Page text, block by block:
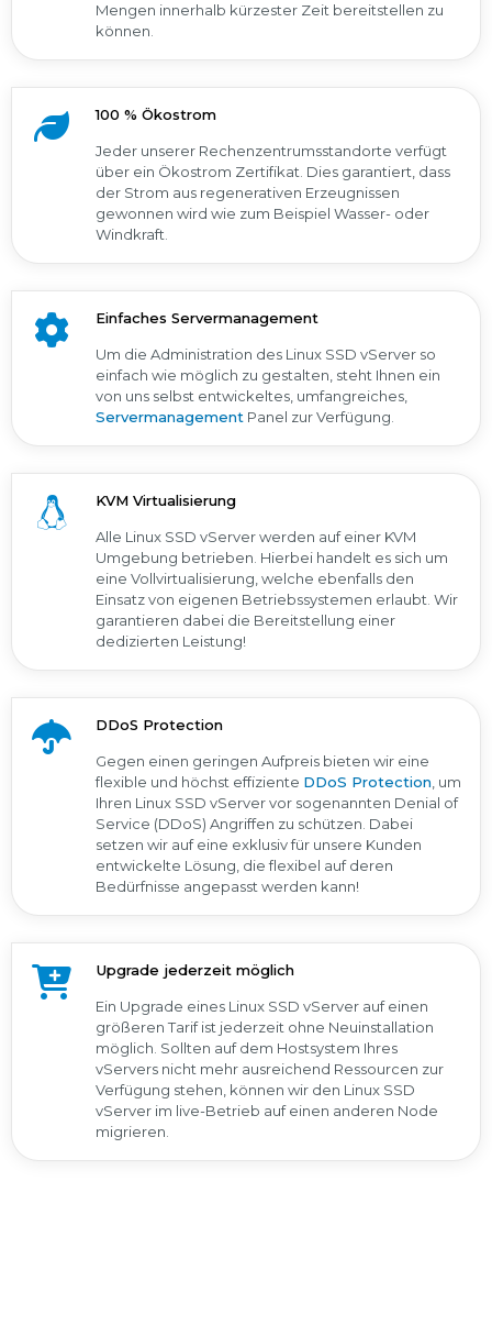
Mengen innerhalb kürzester Zeit bereitstellen zu
können.
100 % Ökostrom
Jeder unserer Rechenzentrumsstandorte verfügt
über ein Ökostrom Zertifikat. Dies garantiert, dass
der Strom aus regenerativen Erzeugnissen
gewonnen wird wie zum Beispiel Wasser- oder
Windkraft.
Einfaches Servermanagement
Um die Administration des Linux SSD vServer so
einfach wie möglich zu gestalten, steht Ihnen ein
von uns selbst entwickeltes, umfangreiches,
Servermanagement Panel zur Verfügung.
KVM Virtualisierung
Alle Linux SSD vServer werden auf einer KVM
Umgebung betrieben. Hierbei handelt es sich um
eine Vollvirtualisierung, welche ebenfalls den
Einsatz von eigenen Betriebssystemen erlaubt. Wir
garantieren dabei die Bereitstellung einer
dedizierten Leistung!
DDoS Protection
Gegen einen geringen Aufpreis bieten wir eine
flexible und höchst effiziente DDoS Protection , um
Ihren Linux SSD vServer vor sogenannten Denial of
Service (DDoS) Angriffen zu schützen. Dabei
setzen wir auf eine exklusiv für unsere Kunden
entwickelte Lösung, die flexibel auf deren
Bedürfnisse angepasst werden kann!
Upgrade jederzeit möglich
Ein Upgrade eines Linux SSD vServer auf einen
größeren Tarif ist jederzeit ohne Neuinstallation
möglich. Sollten auf dem Hostsystem Ihres
vServers nicht mehr ausreichend Ressourcen zur
Verfügung stehen, können wir den Linux SSD
vServer im live-Betrieb auf einen anderen Node
migrieren.